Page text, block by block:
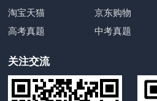
淘宝天猫
京东购物
高考真题
中考真题
关注交流